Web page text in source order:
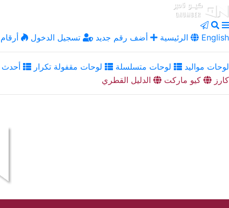
الرئيسية أضف رقم جديد تسجيل الدخول English
لوحات مواليد لوحات متسلسلة لوحات مقفولة تكرار
أحدث
كارز
كيو ماركت الدليل القطري